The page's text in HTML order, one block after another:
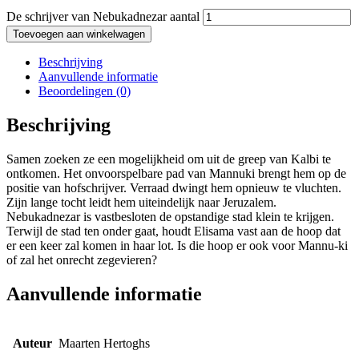
De schrijver van Nebukadnezar aantal
Toevoegen aan winkelwagen
Beschrijving
Aanvullende informatie
Beoordelingen (0)
Beschrijving
Samen zoeken ze een mogelijkheid om uit de greep van Kalbi te
ontkomen. Het onvoorspelbare pad van Mannuki brengt hem op de
positie van hofschrijver. Verraad dwingt hem opnieuw te vluchten.
Zijn lange tocht leidt hem uiteindelijk naar Jeruzalem.
Nebukadnezar is vastbesloten de opstandige stad klein te krijgen.
Terwijl de stad ten onder gaat, houdt Elisama vast aan de hoop dat
er een keer zal komen in haar lot. Is die hoop er ook voor Mannu-ki
of zal het onrecht zegevieren?
Aanvullende informatie
Auteur Maarten Hertoghs